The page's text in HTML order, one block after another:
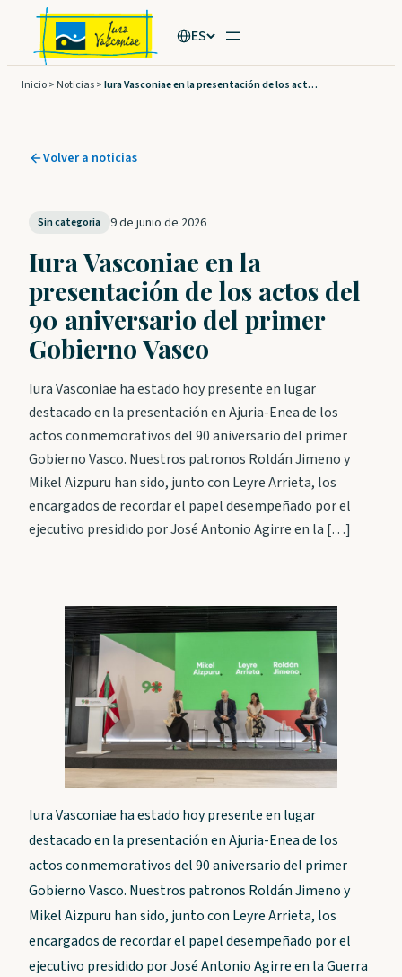
Saltar
contenido
ES
Inicio> Noticias> Iura Vasconiae en la presentación de los actos del 90 aniversario del primer Gobierno Vasco
Volver a noticias
Sin categoría 9 de junio de 2026
Iura Vasconiae en la
presentación de los actos del
90 aniversario del primer
Gobierno Vasco
Iura Vasconiae ha estado hoy presente en lugar
destacado en la presentación en Ajuria-Enea de los
actos conmemorativos del 90 aniversario del primer
Gobierno Vasco. Nuestros patronos Roldán Jimeno y
Mikel Aizpuru han sido, junto con Leyre Arrieta, los
encargados de recordar el papel desempeñado por el
ejecutivo presidido por José Antonio Agirre en la […]
Iura Vasconiae ha estado hoy presente en lugar
destacado en la presentación en Ajuria-Enea de los
actos conmemorativos del 90 aniversario del primer
Gobierno Vasco. Nuestros patronos Roldán Jimeno y
Mikel Aizpuru han sido, junto con Leyre Arrieta, los
encargados de recordar el papel desempeñado por el
ejecutivo presidido por José Antonio Agirre en la Guerra